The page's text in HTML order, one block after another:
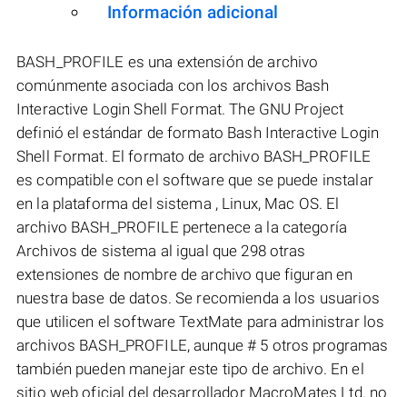
Información adicional
BASH_PROFILE es una extensión de archivo
comúnmente asociada con los archivos Bash
Interactive Login Shell Format. The GNU Project
definió el estándar de formato Bash Interactive Login
Shell Format. El formato de archivo BASH_PROFILE
es compatible con el software que se puede instalar
en la plataforma del sistema , Linux, Mac OS. El
archivo BASH_PROFILE pertenece a la categoría
Archivos de sistema al igual que 298 otras
extensiones de nombre de archivo que figuran en
nuestra base de datos. Se recomienda a los usuarios
que utilicen el software TextMate para administrar los
archivos BASH_PROFILE, aunque # 5 otros programas
también pueden manejar este tipo de archivo. En el
sitio web oficial del desarrollador MacroMates Ltd. no